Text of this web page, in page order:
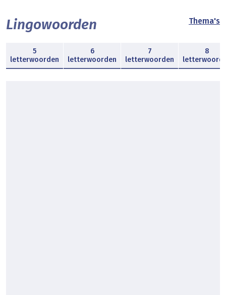
Lingowoorden Thema's
5
letterwoorden
6
letterwoorden
7
letterwoorden
8